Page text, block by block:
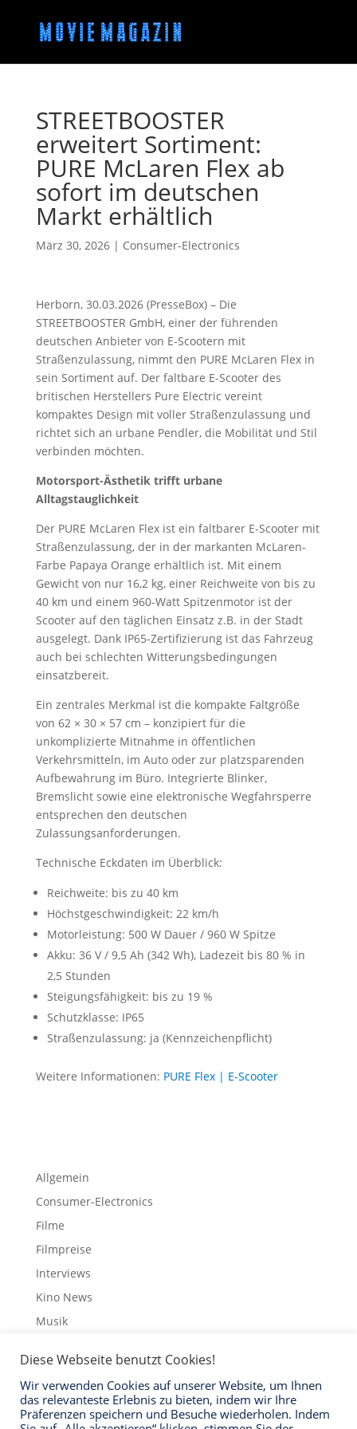
STREETBOOSTER
erweitert Sortiment:
PURE McLaren Flex ab
sofort im deutschen
Markt erhältlich
März 30, 2026| Consumer-Electronics
Herborn, 30.03.2026 (PresseBox) – Die
STREETBOOSTER GmbH, einer der führenden
deutschen Anbieter von E-Scootern mit
Straßenzulassung, nimmt den PURE McLaren Flex in
sein Sortiment auf. Der faltbare E-Scooter des
britischen Herstellers Pure Electric vereint
kompaktes Design mit voller Straßenzulassung und
richtet sich an urbane Pendler, die Mobilität und Stil
verbinden möchten.
Motorsport-Ästhetik trifft urbane
Alltagstauglichkeit
Der PURE McLaren Flex ist ein faltbarer E-Scooter mit
Straßenzulassung, der in der markanten McLaren-
Farbe Papaya Orange erhältlich ist. Mit einem
Gewicht von nur 16,2 kg, einer Reichweite von bis zu
40 km und einem 960-Watt Spitzenmotor ist der
Scooter auf den täglichen Einsatz z.B. in der Stadt
ausgelegt. Dank IP65-Zertifizierung ist das Fahrzeug
auch bei schlechten Witterungsbedingungen
einsatzbereit.
Ein zentrales Merkmal ist die kompakte Faltgröße
von 62 × 30 × 57 cm – konzipiert für die
unkomplizierte Mitnahme in öffentlichen
Verkehrsmitteln, im Auto oder zur platzsparenden
Aufbewahrung im Büro. Integrierte Blinker,
Bremslicht sowie eine elektronische Wegfahrsperre
entsprechen den deutschen
Zulassungsanforderungen.
Technische Eckdaten im Überblick:
Reichweite: bis zu 40 km
Höchstgeschwindigkeit: 22 km/h
Motorleistung: 500 W Dauer / 960 W Spitze
Akku: 36 V / 9,5 Ah (342 Wh), Ladezeit bis 80 % in
2,5 Stunden
Steigungsfähigkeit: bis zu 19 %
Schutzklasse: IP65
Straßenzulassung: ja (Kennzeichenpflicht)
Weitere Informationen: PURE Flex | E-Scooter
Allgemein
Consumer-Electronics
Filme
Filmpreise
Interviews
Kino News
Musik
Streaming
Trailer
Diese Webseite benutzt Cookies!
Wir verwenden Cookies auf unserer Website, um Ihnen
das relevanteste Erlebnis zu bieten, indem wir Ihre
Präferenzen speichern und Besuche wiederholen. Indem